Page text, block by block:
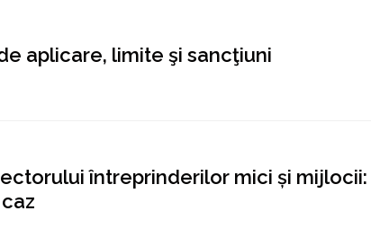
aplicare, limite şi sancţiuni
întreprinderilor mici și mijlocii: